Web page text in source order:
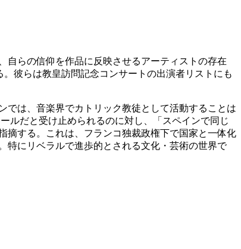
自らの信仰を作品に反映させるアーティストの存在
彼らは教皇訪問記念コンサートの出演者リストにも
では、音楽界でカトリック教徒として活動することは
ルだと受け止められるのに対し、「スペインで同じ
摘する。これは、フランコ独裁政権下で国家と一体化
特にリベラルで進歩的とされる文化・芸術の世界で